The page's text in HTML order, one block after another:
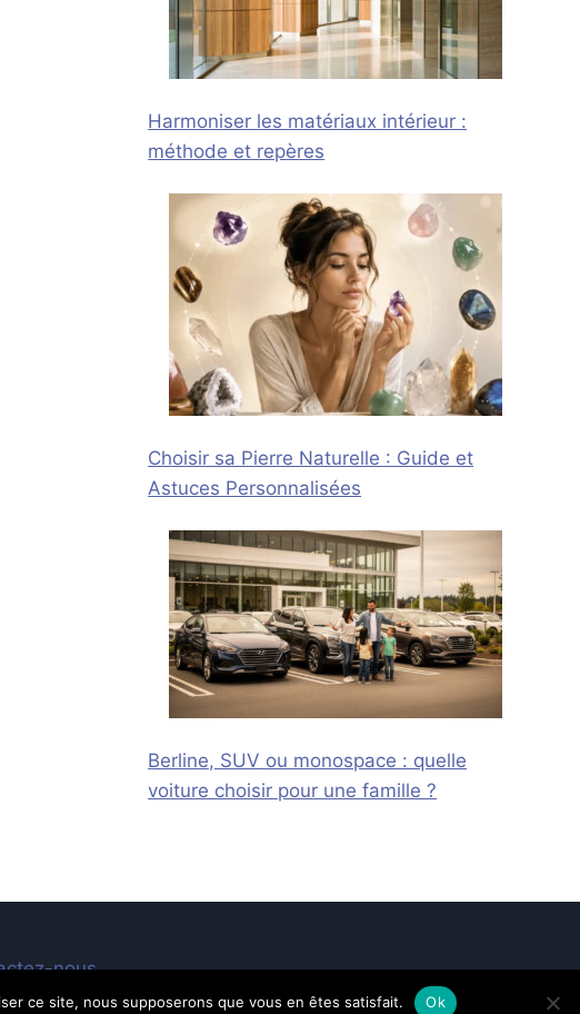
Harmoniser les matériaux intérieur :
méthode et repères
Choisir sa Pierre Naturelle : Guide et
Astuces Personnalisées
Berline, SUV ou monospace : quelle
voiture choisir pour une famille ?
nous
ce site, nous supposerons que vous en êtes satisfait. Ok